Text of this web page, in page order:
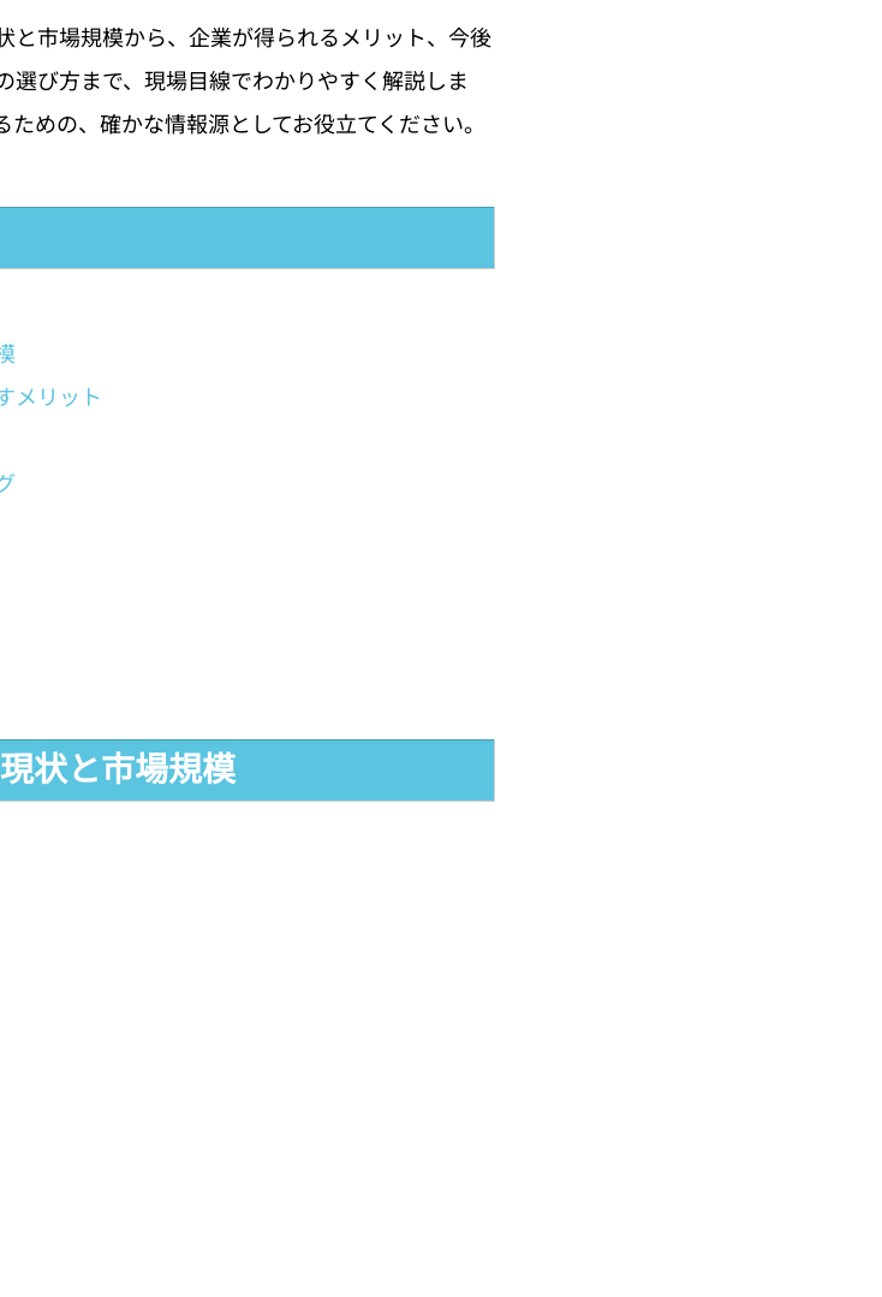
と市場規模から、企業が得られるメリット、今後
び方まで、現場目線でわかりやすく解説しま
めの、確かな情報源としてお役立てください。
メリット
状と市場規模